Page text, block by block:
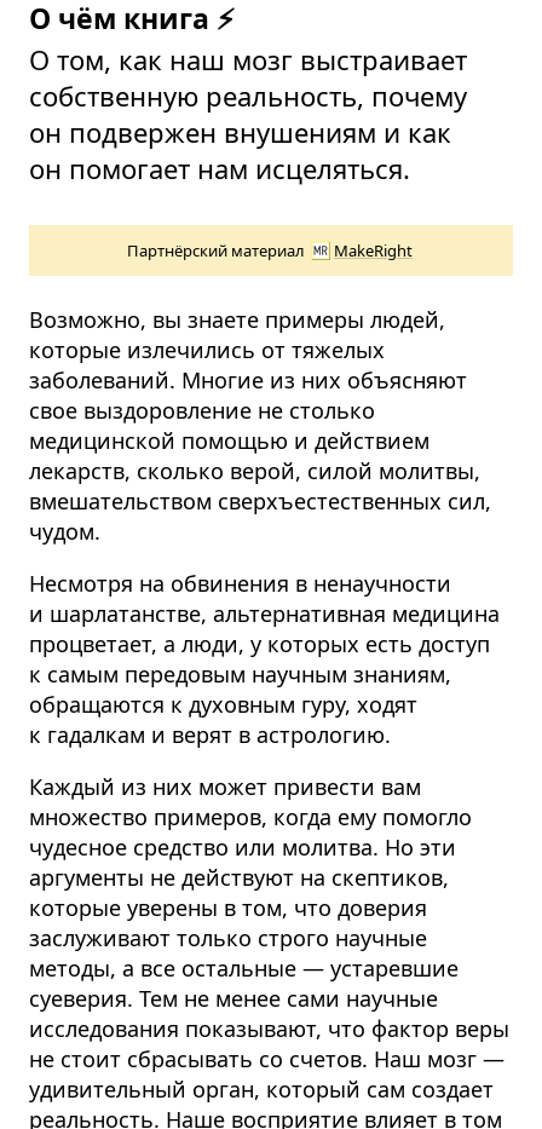
О чём книга ⚡
О том, как наш мозг выстраивает
собственную реальность, почему
он подвержен внушениям и как
он помогает нам исцеляться.
Партнёрский материал MakeRight
Возможно, вы знаете примеры людей,
которые излечились от тяжелых
заболеваний. Многие из них объясняют
свое выздоровление не столько
медицинской помощью и действием
лекарств, сколько верой, силой молитвы,
вмешательством сверхъестественных сил,
чудом.
Несмотря на обвинения в ненаучности
и шарлатанстве, альтернативная медицина
процветает, а люди, у которых есть доступ
к самым передовым научным знаниям,
обращаются к духовным гуру, ходят
к гадалкам и верят в астрологию.
Каждый из них может привести вам
множество примеров, когда ему помогло
чудесное средство или молитва. Но эти
аргументы не действуют на скептиков,
которые уверены в том, что доверия
заслуживают только строго научные
методы, а все остальные — устаревшие
суеверия. Тем не менее сами научные
исследования показывают, что фактор веры
не стоит сбрасывать со счетов. Наш мозг —
удивительный орган, который сам создает
реальность. Наше восприятие влияет в том